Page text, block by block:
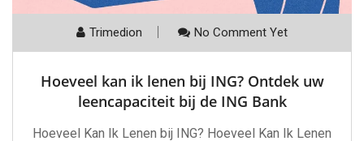
Trimedion No Comment Yet
Hoeveel kan ik lenen bij ING? Ontdek uw
leencapaciteit bij de ING Bank
Hoeveel Kan Ik Lenen bij ING? Hoeveel Kan Ik Lenen